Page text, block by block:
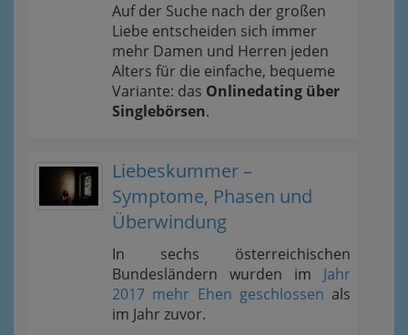
Auf der Suche nach der großen
Liebe entscheiden sich immer
mehr Damen und Herren jeden
Alters für die einfache, bequeme
Variante: das Onlinedating über
Singlebörsen.
Liebeskummer –
Symptome, Phasen und
Überwindung
In sechs österreichischen
Bundesländern wurden im Jahr
2017 mehr Ehen geschlossen als
im Jahr zuvor.